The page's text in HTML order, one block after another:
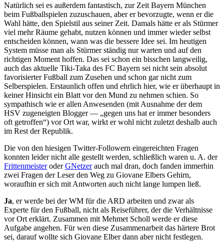
Natürlich sei es außerdem fantastisch, zur Zeit Bayern München
beim Fußballspielen zuzuschauen, aber er bevorzugte, wenn er die
Wahl hätte, den Spielstil aus seiner Zeit. Damals hätte er als Stürmer
viel mehr Räume gehabt, nutzen können und immer wieder selbst
entscheiden können, wann was die bessere Idee sei. Im heutigen
System müsse man als Stürmer ständig nur warten und auf den
richtigen Moment hoffen. Das sei schon ein bisschen langweilig,
auch das aktuelle Tiki-Taka des FC Bayern sei nicht sein absolut
favorisierter Fußball zum Zusehen und schon gar nicht zum
Selberspielen. Erstaunlich offen und ehrlich hier, wie er überhaupt in
keiner Hinsicht ein Blatt vor den Mund zu nehmen schien. So
sympathisch wie er allen Anwesenden (mit Ausnahme der dem
HSV zugeneigten Blogger — „gegen uns hat er immer besonders
oft getroffen“) vor Ort war, wirkt er wohl nicht zuletzt deshalb auch
im Rest der Republik.
Die von den hiesigen Twitter-Followern eingereichten Fragen
konnten leider nicht alle gestellt werden, schließlich waren u. A. der
FrittenmeisteroderGNetzerauch mal dran, doch fanden immerhin
zwei Fragen der Leser den Weg zu Giovane Elbers Gehirn,
woraufhin er sich mit Antworten auch nicht lange lumpen ließ.
Ja, er werde bei der WM für die ARD arbeiten und zwar als
Experte für den Fußball, nicht als Reiseführer, der die Verhältnisse
vor Ort erklärt. Zusammen mit Mehmet Scholl werde er diese
Aufgabe angehen. Für wen diese Zusammenarbeit das härtere Brot
sei, darauf wollte sich Giovane Elber dann aber nicht festlegen.